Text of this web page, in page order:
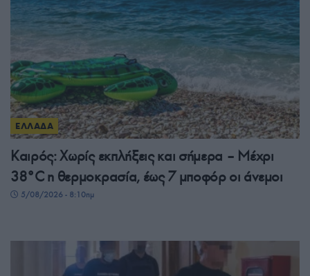
ΕΛΛΑΔΑ
Καιρός: Χωρίς εκπλήξεις και σήμερα – Μέχρι
38°C η θερμοκρασία, έως 7 μποφόρ οι άνεμοι
5/08/2026 - 8:10πμ